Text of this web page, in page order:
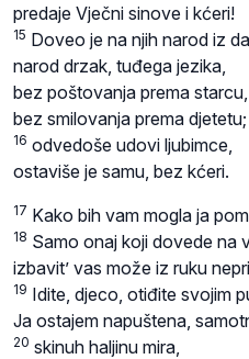
predaje Vječni sinove i kćeri!
15 Doveo je na njih narod iz
narod drzak, tuđega jezika,
bez poštovanja prema starcu,
bez smilovanja prema djetetu;
16 odvedoše udovi ljubimce,
ostaviše je samu, bez kćeri.
17 Kako bih vam mogla ja
18 Samo onaj koji dovede na
izbavit’ vas može iz ruku
19 Idite, djeco, otiđite svojim
Ja ostajem napuštena,
20 skinuh haljinu mira,